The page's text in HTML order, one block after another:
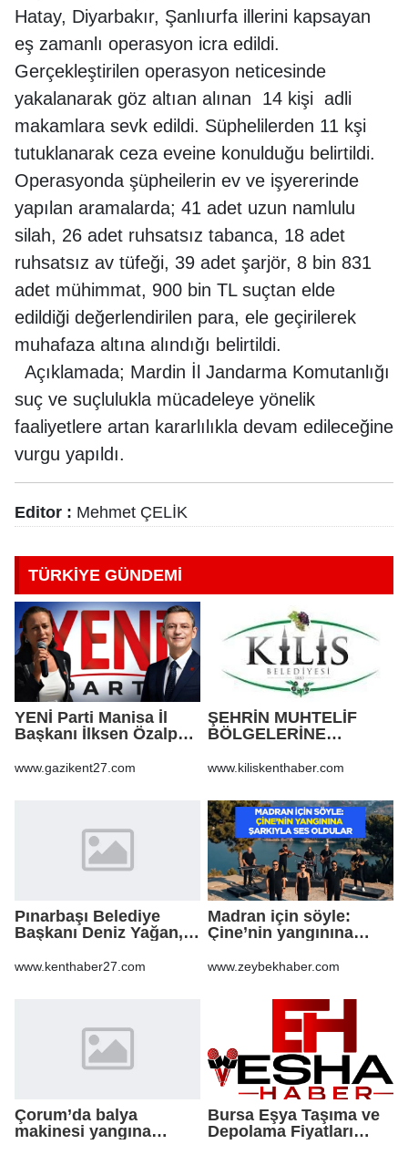
Hatay, Diyarbakır, Şanlıurfa illerini kapsayan
eş zamanlı operasyon icra edildi.
Gerçekleştirilen operasyon neticesinde
yakalanarak göz altıan alınan 14 kişi adli
makamlara sevk edildi. Süphelilerden 11 kşi
tutuklanarak ceza eveine konulduğu belirtildi.
Operasyonda şüpheilerin ev ve işyererinde
yapılan aramalarda; 41 adet uzun namlulu
silah, 26 adet ruhsatsız tabanca, 18 adet
ruhsatsız av tüfeği, 39 adet şarjör, 8 bin 831
adet mühimmat, 900 bin TL suçtan elde
edildiği değerlendirilen para, ele geçirilerek
muhafaza altına alındığı belirtildi.
Açıklamada; Mardin İl Jandarma Komutanlığı
suç ve suçlulukla mücadeleye yönelik
faaliyetlere artan kararlılıkla devam edileceğine
vurgu yapıldı.
Editor : Mehmet ÇELİK
TÜRKİYE GÜNDEMİ
YENİ Parti Manisa İl
Başkanı İlksen Özalper
www.gazikent27.com
ŞEHRİN MUHTELİF
BÖLGELERİNE
VE BOZULAN
ONARILMASI YAPIM İŞİ
www.kiliskenthaber.com
Pınarbaşı Belediye
Başkanı Deniz Yağan,
www.kenthaber27.com
Madran için söyle:
Çine’nin yangınına
www.zeybekhaber.com
Çorum’da balya
makinesi yangına
Bursa Eşya Taşıma ve
Depolama Fiyatları